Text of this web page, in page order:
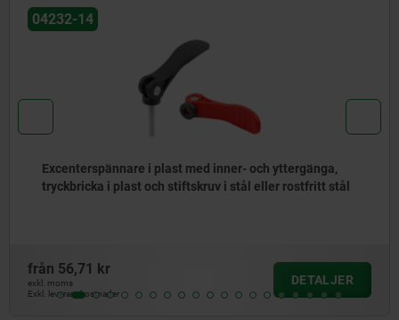
yttergänga,
rostfritt stål
DETALJER
Inställbar excenterspak i plast, med
tryckbricka i plast och metall och
Exkl. leveranskostnader